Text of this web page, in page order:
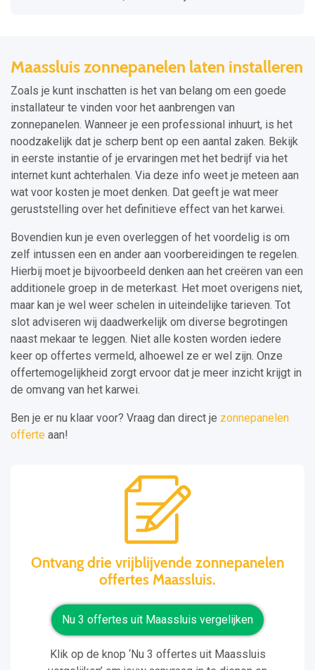
Maassluis zonnepanelen laten installeren
Zoals je kunt inschatten is het van belang om een goede
installateur te vinden voor het aanbrengen van
zonnepanelen. Wanneer je een professional inhuurt, is het
noodzakelijk dat je scherp bent op een aantal zaken. Bekijk
in eerste instantie of je ervaringen met het bedrijf via het
internet kunt achterhalen. Via deze info weet je meteen aan
wat voor kosten je moet denken. Dat geeft je wat meer
geruststelling over het definitieve effect van het karwei.
Bovendien kun je even overleggen of het voordelig is om
zelf intussen een en ander aan voorbereidingen te regelen.
Hierbij moet je bijvoorbeeld denken aan het creëren van een
additionele groep in de meterkast. Het moet overigens niet,
maar kan je wel weer schelen in uiteindelijke tarieven. Tot
slot adviseren wij daadwerkelijk om diverse begrotingen
naast mekaar te leggen. Niet alle kosten worden iedere
keer op offertes vermeld, alhoewel ze er wel zijn. Onze
offertemogelijkheid zorgt ervoor dat je meer inzicht krijgt in
de omvang van het karwei.
Ben je er nu klaar voor? Vraag dan direct je zonnepanelen
offerte aan!
Ontvang drie vrijblijvende zonnepanelen
offertes Maassluis.
Nu 3 offertes uit Maassluis vergelijken
Klik op de knop ‘Nu 3 offertes uit Maassluis